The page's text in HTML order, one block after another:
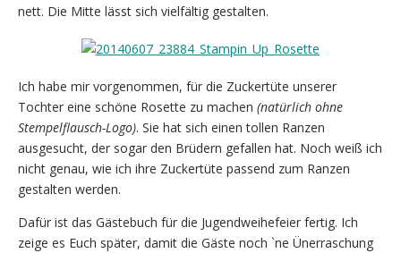
nett. Die Mitte lässt sich vielfältig gestalten.
Ich habe mir vorgenommen, für die Zuckertüte unserer
Tochter eine schöne Rosette zu machen (natürlich ohne
Stempelflausch-Logo). Sie hat sich einen tollen Ranzen
ausgesucht, der sogar den Brüdern gefallen hat. Noch weiß ich
nicht genau, wie ich ihre Zuckertüte passend zum Ranzen
gestalten werden.
Dafür ist das Gästebuch für die Jugendweihefeier fertig. Ich
zeige es Euch später, damit die Gäste noch `ne Ünerraschung